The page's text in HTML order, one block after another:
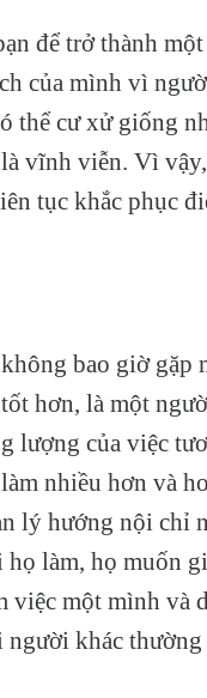
để trở thành
của mình vì
thể cư xử giống
vĩnh viễn. Vì
tục khắc phục
bao giờ gặp
hơn, là một
lượng của việc
nhiều hơn và
lý hướng nội chỉ
làm, họ muốn
một mình và
khác